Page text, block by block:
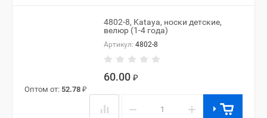
4802-8, Kataya, носки детские,
велюр (1-4 года)
Артикул: 4802-8
60.00 ₽
Оптом от: 52.78 ₽
− +